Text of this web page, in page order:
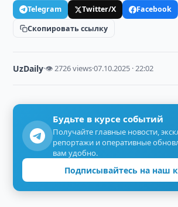
Telegram Twitter/X
Facebook
Скопировать ссылку
UzDaily·👁 2726 views·07.10.2025 · 22:02
Будьте в курсе событий
Получайте главные новости,
репортажи и оперативные
вам удобно.
Подписывайтесь на наш